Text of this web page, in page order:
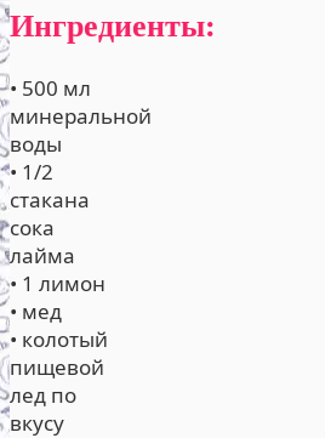
Ингредиенты:
• 500 мл
минеральной
воды
• 1/2
стакана
сока
лайма
• 1 лимон
• мед
• колотый
пищевой
лед по
вкусу